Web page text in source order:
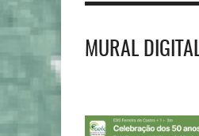
MURAL